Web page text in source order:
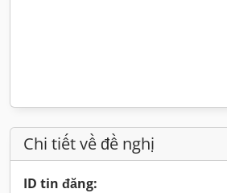
Chi tiết về đề nghị
ID tin đăng: